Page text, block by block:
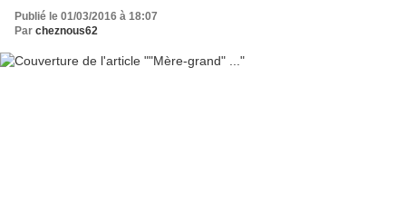
Publié le 01/03/2016 à 18:07
Par cheznous62